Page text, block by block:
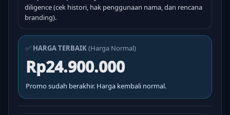
diligence (cek histori, hak penggunaan nama, dan rencana
branding).
✅ HARGA TERBAIK(Harga Normal)
Rp24.900.000
Promo sudah berakhir. Harga kembali normal.